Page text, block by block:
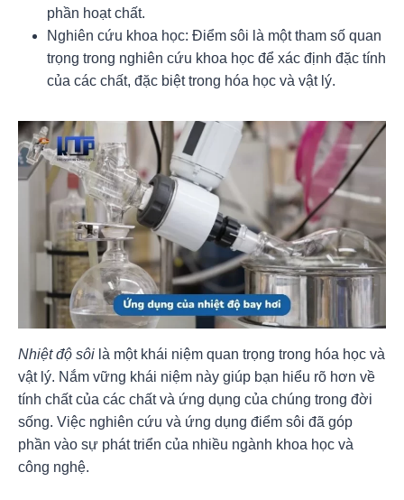
phần hoạt chất.
Nghiên cứu khoa học: Điểm sôi là một tham số quan
trọng trong nghiên cứu khoa học để xác định đặc tính
của các chất, đặc biệt trong hóa học và vật lý.
Nhiệt độ sôi là một khái niệm quan trọng trong hóa học và
vật lý. Nắm vững khái niệm này giúp bạn hiểu rõ hơn về
tính chất của các chất và ứng dụng của chúng trong đời
sống. Việc nghiên cứu và ứng dụng điểm sôi đã góp
phần vào sự phát triển của nhiều ngành khoa học và
công nghệ.